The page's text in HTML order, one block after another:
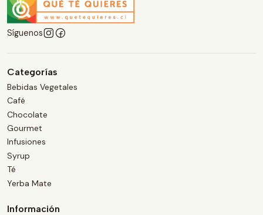
Síguenos
Categorías
Bebidas Vegetales
Café
Chocolate
Gourmet
Infusiones
Syrup
Té
Yerba Mate
Información